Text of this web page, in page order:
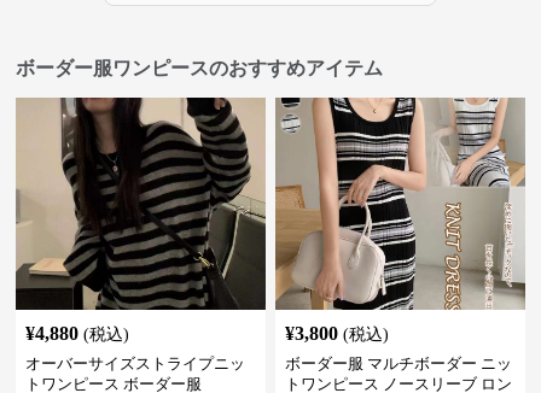
ボーダー服ワンピースのおすすめアイテム
¥4,880 (税込)
オーバーサイズストライプニッ
トワンピース ボーダー服
¥3,800 (税込)
ボーダー服 マルチボーダー ニッ
トワンピース ノースリーブ ロン